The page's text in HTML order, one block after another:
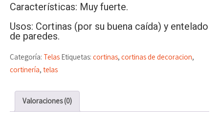
Características: Muy fuerte.
Usos: Cortinas (por su buena caída) y entelado
de paredes.
Categoría: Telas Etiquetas: cortinas, cortinas de decoracion,
cortinería, telas
Valoraciones (0)